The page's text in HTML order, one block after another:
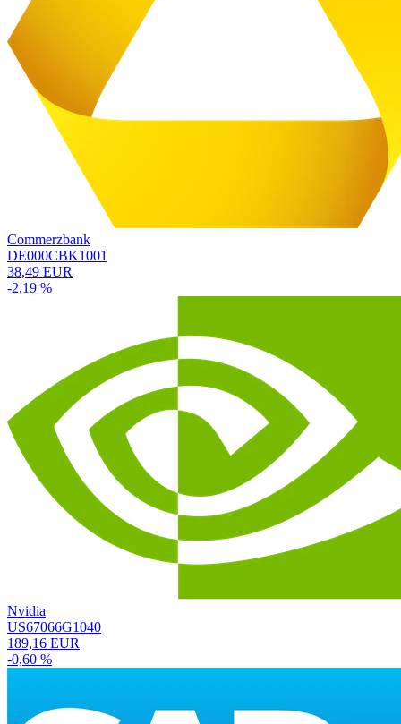
Commerzbank
DE000CBK1001
38,49 EUR
-2,19 %
Nvidia
US67066G1040
189,16 EUR
-0,60 %